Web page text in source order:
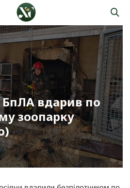
БпЛА вдарив по
зоопарку